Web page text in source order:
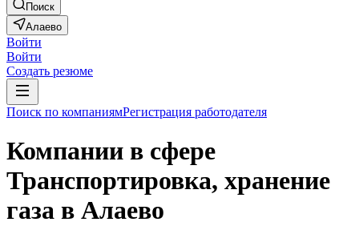
Поиск
Алаево
Войти
Войти
Создать резюме
Поиск по компаниямРегистрация работодателя
Компании в сфере
Транспортировка, хранение
газа в Алаево